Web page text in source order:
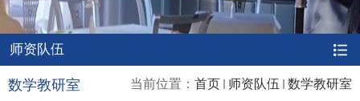
师资队伍
当前位置： 首页 师资队伍 数学教研室
数学教研室